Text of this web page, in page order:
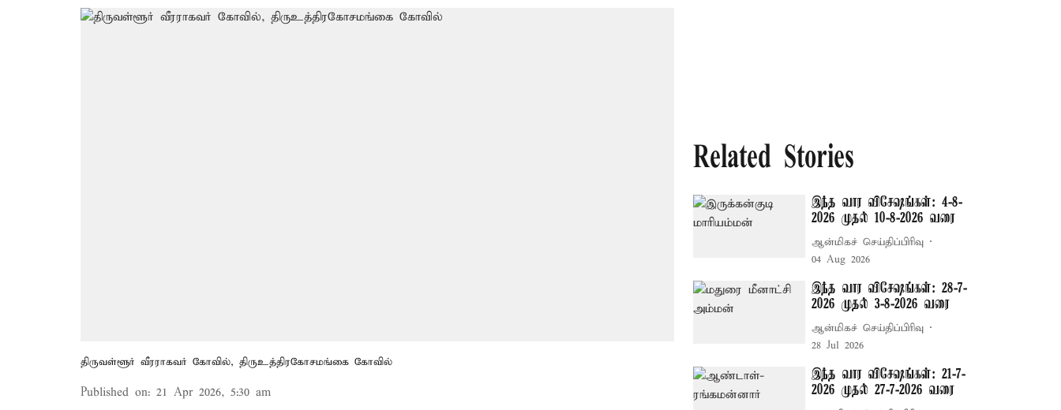
திருவள்ளூர் வீரராகவர் கோவில், திருஉத்திரகோசமங்கை கோவில்
Published on: 21 Apr 2026, 5:30 am
Related Stories
இந்த வார விசேஷங்கள்: 4-8-
2026 முதல் 10-8-2026 வரை
ஆன்மிகச் செய்திப்பிரிவு
04 Aug 2026
இந்த வார விசேஷங்கள்: 28-7-
2026 முதல் 3-8-2026 வரை
ஆன்மிகச் செய்திப்பிரிவு
28 Jul 2026
இந்த வார விசேஷங்கள்: 21-7-
2026 முதல் 27-7-2026 வரை